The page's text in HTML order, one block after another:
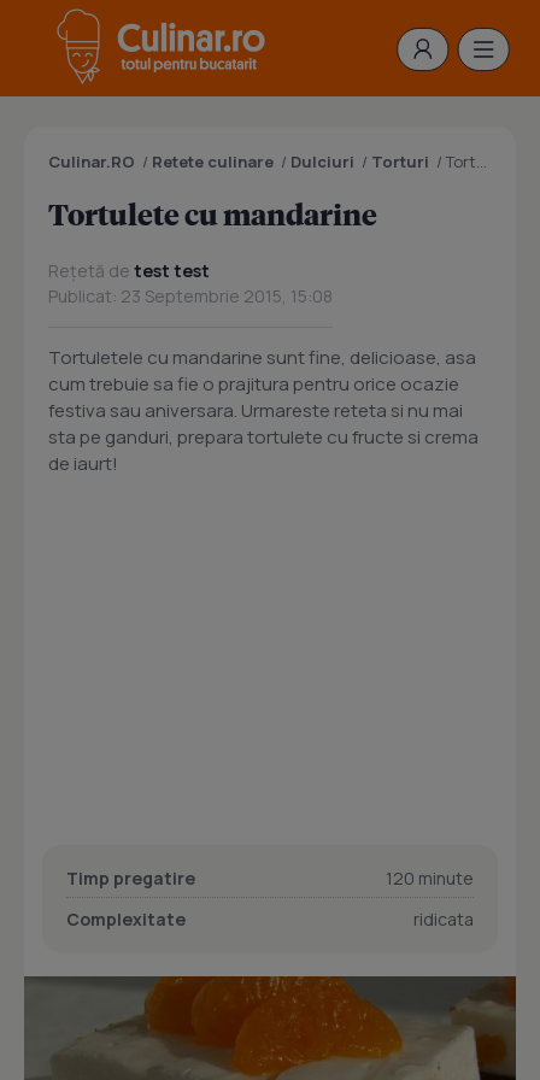
Culinar.RO / Retete culinare / Dulciuri / Torturi /Tortulete cu mandarine
Tortulete cu mandarine
Rețetă de test test
Publicat: 23 Septembrie 2015, 15:08
Tortuletele cu mandarine sunt fine, delicioase, asa
cum trebuie sa fie o prajitura pentru orice ocazie
festiva sau aniversara. Urmareste reteta si nu mai
sta pe ganduri, prepara tortulete cu fructe si crema
de iaurt!
Timp pregatire
120 minute
Complexitate
ridicata